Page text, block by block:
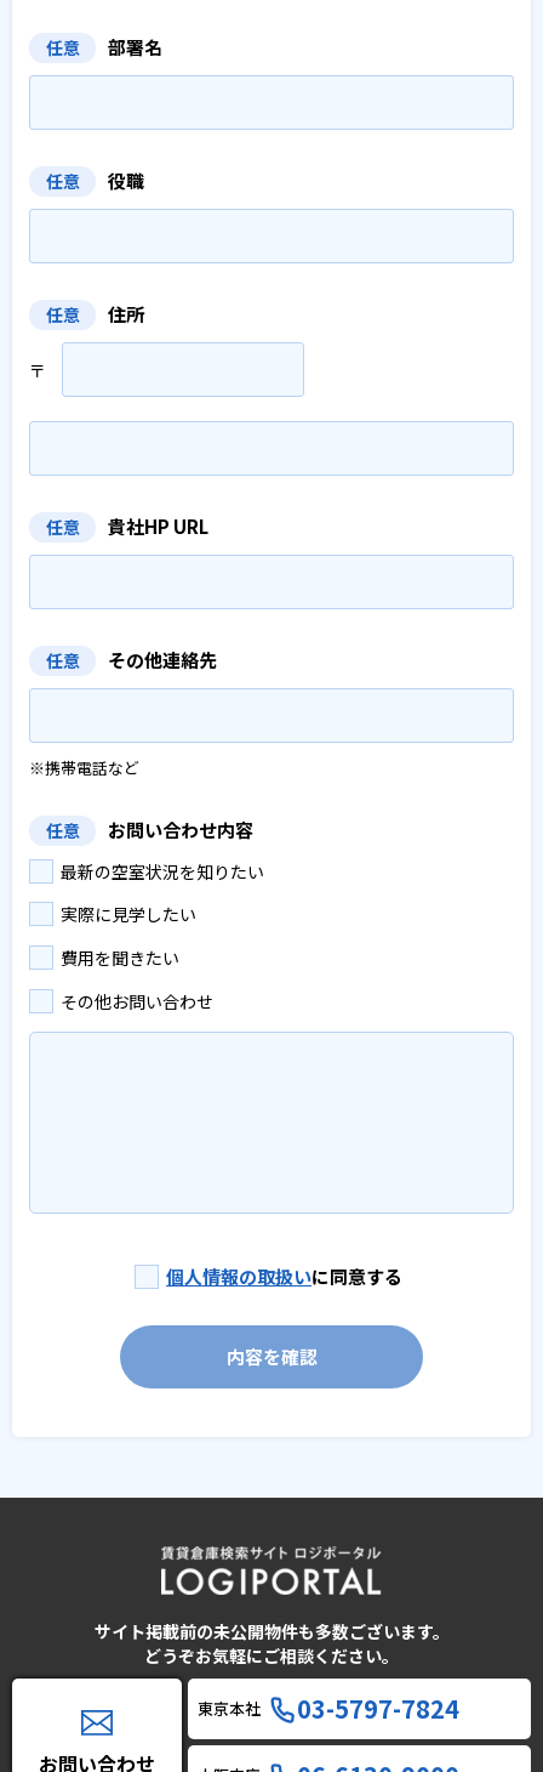
任意 部署名
任意 役職
任意 住所
〒
任意 貴社HP URL
任意 その他連絡先
※携帯電話など
任意 お問い合わせ内容
最新の空室状況を知りたい
実際に見学したい
費用を聞きたい
その他お問い合わせ
個人情報の取扱いに同意する
内容を確認
サイト掲載前の未公開物件も多数ございます。
どうぞお気軽にご相談ください。
お問い合わせ
東京本社 03-5797-7824